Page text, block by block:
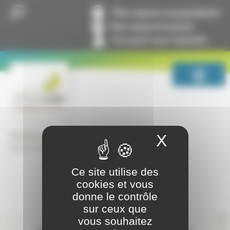
GrandLyon Habitat
Contactez-nous
Ce site utilise des
cookies et vous
donne le contrôle
sur ceux que
vous souhaitez
X